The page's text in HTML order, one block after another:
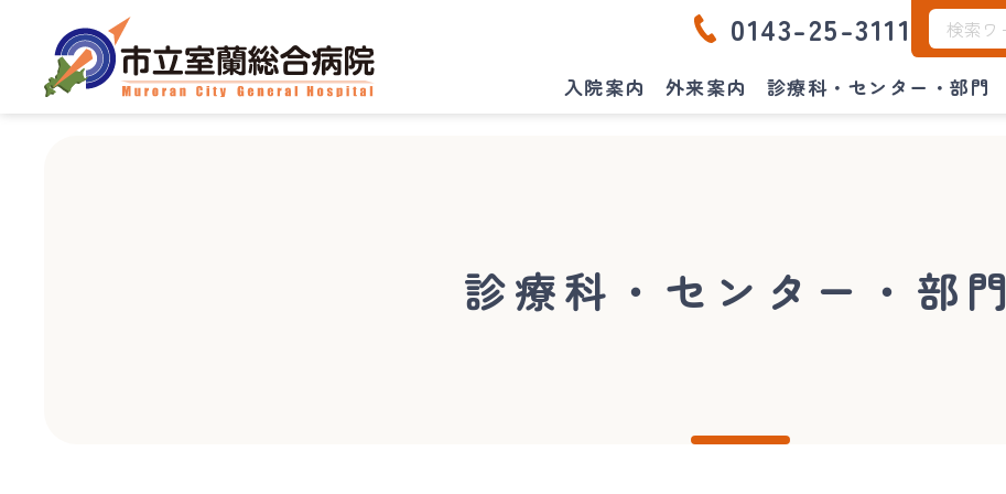
入院案内 外来案内 診療科・センター・部門
0143-25-3111
診療科・センター・部門